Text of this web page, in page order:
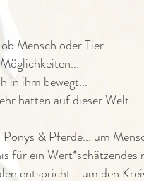
Mensch oder Tier...
in ihm bewegt...
hatten auf dieser Welt...
& Pferde... um
für ein Wert*schätzendes
entspricht... um den